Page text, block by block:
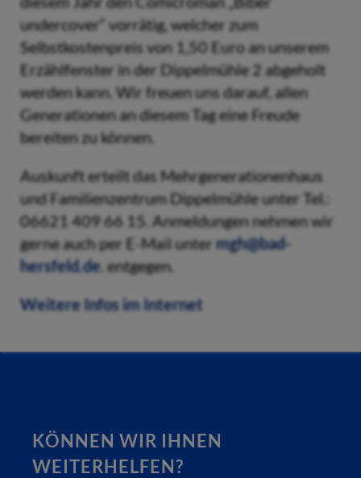
undercover“ vorrätig, welcher zum
Selbstkostenpreis von 1,50 Euro an unserem
Erzählfenster in der Dippelmühle 2 abgeholt
werden kann. Wir freuen uns darauf, allen
Generationen an diesem Tag eine Freude
bereiten zu können.
Auskunft erteilt das Mehrgenerationenhaus
und Familienzentrum Dippelmühle unter Tel.:
06621 409 66 15. Anmeldungen nehmen wir
gerne auch per E-Mail untermgh@bad-
hersfeld.de . entgegen.
Weitere Infos im Internet
KÖNNEN WIR IHNEN
WEITERHELFEN?